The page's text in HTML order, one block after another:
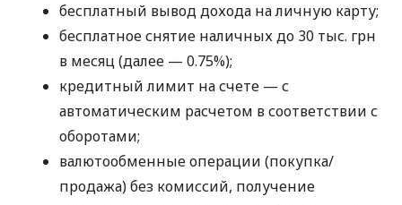
бесплатный вывод дохода на личную карту;
бесплатное снятие наличных до 30 тыс. грн
в месяц (далее — 0.75%);
кредитный лимит на счете — с
автоматическим расчетом в соответствии с
оборотами;
валютообменные операции (покупка/
продажа) без комиссий, получение